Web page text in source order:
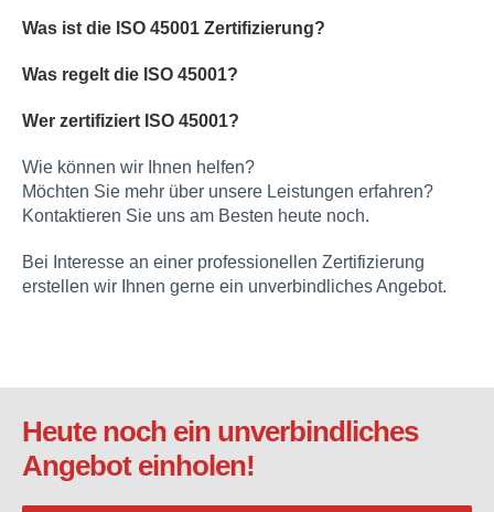
Was ist die ISO 45001 Zertifizierung?
Was regelt die ISO 45001?
Wer zertifiziert ISO 45001?
Wie können wir Ihnen helfen?
Möchten Sie mehr über unsere Leistungen erfahren?
Kontaktieren Sie uns am Besten heute noch.
Bei Interesse an einer professionellen Zertifizierung
erstellen wir Ihnen gerne ein unverbindliches Angebot.
Heute noch ein unverbindliches
Angebot einholen!